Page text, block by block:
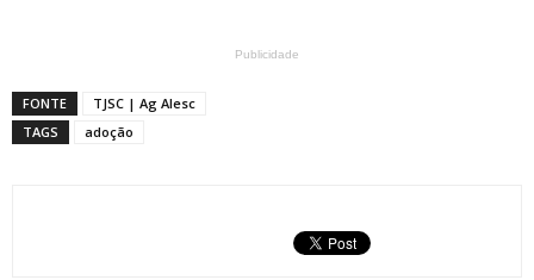
Publicidade
FONTE
TJSC | Ag Alesc
TAGS
adoção